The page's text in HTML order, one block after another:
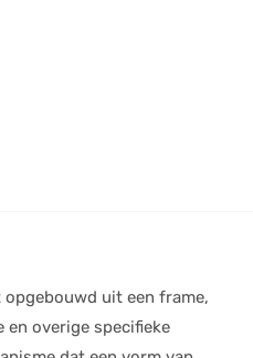
opgebouwd uit een frame,
en overige specifieke